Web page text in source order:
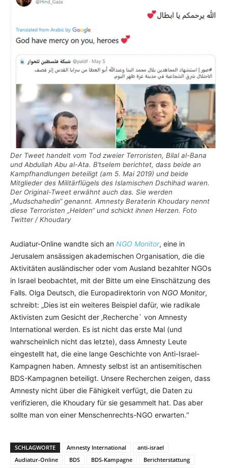
Der Tweet handelt vom Tod zweier Terroristen, Bilal al-Bana
und Abdullah Abu al-Ata. B’tselem berichtet, dass beide an
Kampfhandlungen beteiligt (am 5. Mai 2019) und beide
Mitglieder des Militärflügels des Islamischen Dschihad waren.
Der Original-Tweet erwähnt auch das. Sie werden
„Mudschahedin“ genannt. Amnesty Beraterin Khoudary nennt
diese Terroristen „Helden“ und schickt ihnen Herzen. Foto
Twitter / Khoudary
Audiatur-Online wandte sich an NGO Monitor, eine in
Jerusalem ansässigen akademischen Organisation, die die
Aktivitäten ausländischer oder vom Ausland bezahlter NGOs
in Israel beobachtet, mit der Bitte um eine Einschätzung des
Falls. Olga Deutsch, die Europadirektorin von NGO Monitor,
schreibt: „Dies ist ein weiteres Beispiel dafür, wie radikale
Aktivisten zum Gesicht der ‚Recherche` von Amnesty
International werden. Es ist nicht das erste Mal (und
wahrscheinlich nicht das letzte), dass Amnesty Leute
eingestellt hat, die eine lange Geschichte von Anti-Israel-
Kampagnen haben. Amnesty selbst ist an antisemitischen
BDS-Kampagnen beteiligt. Unsere Recherchen zeigen, dass
Amnesty nicht über die Fähigkeit verfügt, die Daten zu
verifizieren, die Khoudary für sie gesammelt hat. Das aber
sollte man von einer Menschenrechts-NGO erwarten.“
SCHLAGWORTE Amnesty International
anti-israel
Audiatur-Online
BDS BDS-Kampagne
Berichterstattung